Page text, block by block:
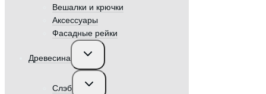
Вешалки и крючки
Аксессуары
Фасадные рейки
Древесина
Переключить
дочернее
Слэб
Переключить
дочернее